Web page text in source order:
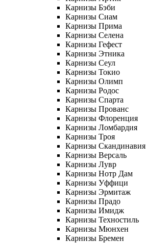
Карнизы Бэби
Карнизы Сиам
Карнизы Прима
Карнизы Селена
Карнизы Гефест
Карнизы Этника
Карнизы Сеул
Карнизы Токио
Карнизы Олимп
Карнизы Родос
Карнизы Спарта
Карнизы Прованс
Карнизы Флоренция
Карнизы Ломбардия
Карнизы Троя
Карнизы Скандинавия
Карнизы Версаль
Карнизы Лувр
Карнизы Нотр Дам
Карнизы Уффици
Карнизы Эрмитаж
Карнизы Прадо
Карнизы Имидж
Карнизы Техностиль
Карнизы Мюнхен
Карнизы Бремен